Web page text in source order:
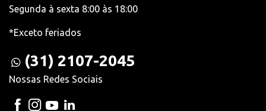
Segunda à sexta 8:00 às 18:00
*Exceto feriados
(31) 2107-2045
Nossas Redes Sociais